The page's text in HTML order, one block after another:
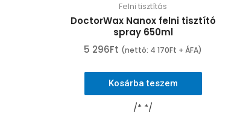
Felni tisztítás
DoctorWax Nanox felni tisztító
spray 650ml
5 296Ft (nettó: 4 170Ft + ÁFA)
Kosárba teszem
/* */